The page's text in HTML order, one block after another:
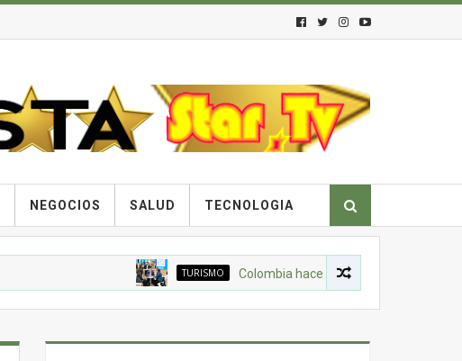
NEGOCIOS SALUD TECNOLOGIA
TURISMO Colombia hace por primera vez una misión